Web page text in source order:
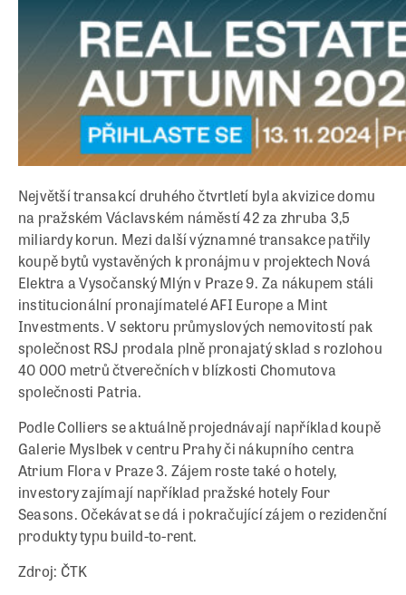
Největší transakcí druhého čtvrtletí byla akvizice domu
na pražském Václavském náměstí 42 za zhruba 3,5
miliardy korun. Mezi další významné transakce patřily
koupě bytů vystavěných k pronájmu v projektech Nová
Elektra a Vysočanský Mlýn v Praze 9. Za nákupem stáli
institucionální pronajímatelé AFI Europe a Mint
Investments. V sektoru průmyslových nemovitostí pak
společnost RSJ prodala plně pronajatý sklad s rozlohou
40 000 metrů čtverečních v blízkosti Chomutova
společnosti Patria.
Podle Colliers se aktuálně projednávají například koupě
Galerie Myslbek v centru Prahy či nákupního centra
Atrium Flora v Praze 3. Zájem roste také o hotely,
investory zajímají například pražské hotely Four
Seasons. Očekávat se dá i pokračující zájem o rezidenční
produkty typu build-to-rent.
Zdroj: ČTK